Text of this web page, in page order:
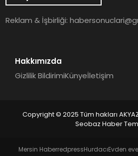
YAŞAM
Reklam & İşbirliği:
Hakkımızda
Gizlilik BildirimiKünyeİletişim
Copyright © 2025 Tüm hakları
Seobaz Haber
Mersin HaberredpressHurdacıEvden